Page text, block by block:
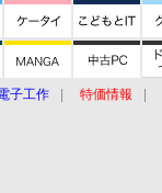
子工作 特価情報